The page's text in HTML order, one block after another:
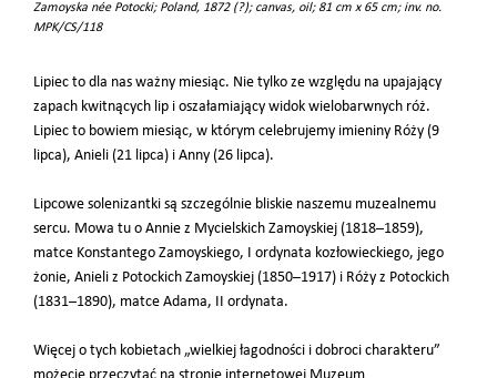
Zamoyska née Potocki; Poland, 1872 (?); canvas, oil; 81 cm x 65 cm; inv. no.
MPK/CS/118
Lipiec to dla nas ważny miesiąc. Nie tylko ze względu na upajający
zapach kwitnących lip i oszałamiający widok wielobarwnych róż.
Lipiec to bowiem miesiąc, w którym celebrujemy imieniny Róży (9
lipca), Anieli (21 lipca) i Anny (26 lipca).
Lipcowe solenizantki są szczególnie bliskie naszemu muzealnemu
sercu. Mowa tu o Annie z Mycielskich Zamoyskiej (1818–1859),
matce Konstantego Zamoyskiego, I ordynata kozłowieckiego, jego
żonie, Anieli z Potockich Zamoyskiej (1850–1917) i Róży z Potockich
(1831–1890), matce Adama, II ordynata.
Więcej o tych kobietach „wielkiej łagodności i dobroci charakteru”